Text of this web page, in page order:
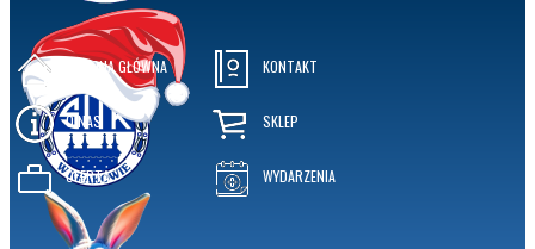
STRONA GŁÓWNA
O NAS
OFERTA
KONTAKT
SKLEP
WYDARZENIA